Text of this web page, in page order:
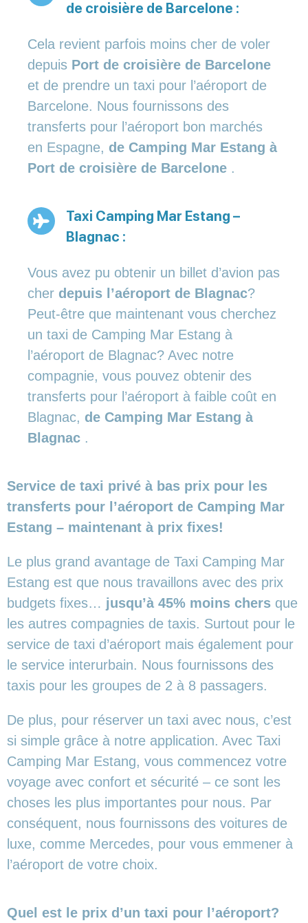
de croisière de Barcelone :
Cela revient parfois moins cher de voler
depuis Port de croisière de Barcelone
et de prendre un taxi pour l’aéroport de
Barcelone. Nous fournissons des
transferts pour l’aéroport bon marchés
en Espagne, de Camping Mar Estang à
Port de croisière de Barcelone .
Taxi Camping Mar Estang –
Blagnac :
Vous avez pu obtenir un billet d’avion pas
cher depuis l’aéroport de Blagnac?
Peut-être que maintenant vous cherchez
un taxi de Camping Mar Estang à
l’aéroport de Blagnac? Avec notre
compagnie, vous pouvez obtenir des
transferts pour l’aéroport à faible coût en
Blagnac, de Camping Mar Estang à
Blagnac .
Service de taxi privé à bas prix pour les
transferts pour l’aéroport de Camping Mar
Estang – maintenant à prix fixes!
Le plus grand avantage de Taxi Camping Mar
Estang est que nous travaillons avec des prix
budgets fixes… jusqu’à 45% moins chers que
les autres compagnies de taxis. Surtout pour le
service de taxi d’aéroport mais également pour
le service interurbain. Nous fournissons des
taxis pour les groupes de 2 à 8 passagers.
De plus, pour réserver un taxi avec nous, c’est
si simple grâce à notre application. Avec Taxi
Camping Mar Estang, vous commencez votre
voyage avec confort et sécurité – ce sont les
choses les plus importantes pour nous. Par
conséquent, nous fournissons des voitures de
luxe, comme Mercedes, pour vous emmener à
l’aéroport de votre choix.
Quel est le prix d’un taxi pour l’aéroport?